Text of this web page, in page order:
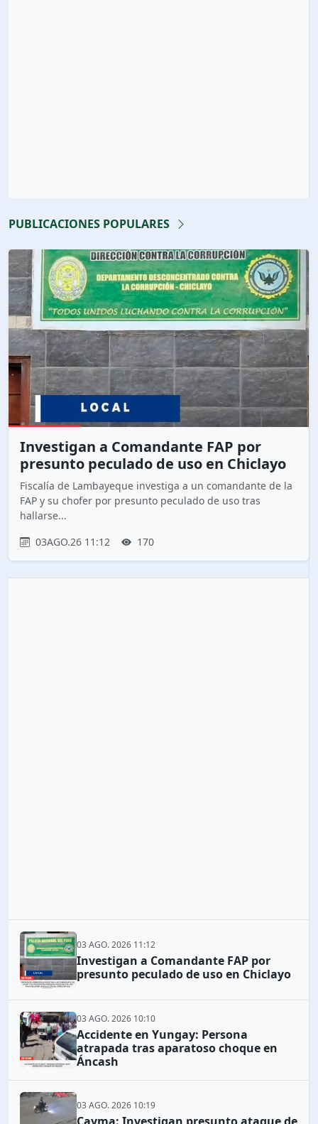
PUBLICACIONES POPULARES
Investigan a Comandante FAP por
presunto peculado de uso en Chiclayo
Fiscalía de Lambayeque investiga a un comandante de la
FAP y su chofer por presunto peculado de uso tras
hallarse...
03AGO.26 11:12
170
03 AGO. 2026 11:12
Investigan a Comandante FAP por
presunto peculado de uso en Chiclayo
03 AGO. 2026 10:10
Accidente en Yungay: Persona
atrapada tras aparatoso choque en
Áncash
03 AGO. 2026 10:19